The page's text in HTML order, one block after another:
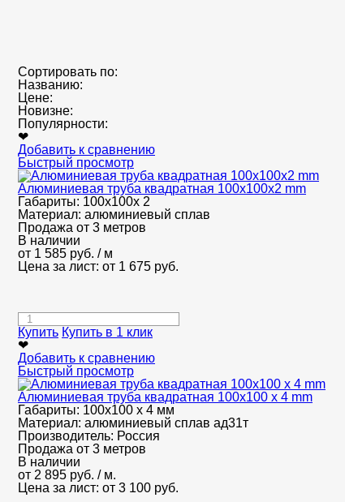
Сортировать по:
Названию:
Цене:
Новизне:
Популярности:
❤
Добавить к сравнению
Быстрый просмотр
Алюминиевая труба квадратная 100х100х2 mm
Габариты: 100х100х 2
Материал: алюминиевый сплав
Продажа от 3 метров
В наличии
от 1 585 руб. / м
Цена за лист: от 1 675 руб.
Купить Купить в 1 клик
❤
Добавить к сравнению
Быстрый просмотр
Алюминиевая труба квадратная 100х100 х 4 mm
Габариты: 100х100 х 4 мм
Материал: алюминиевый сплав ад31т
Производитель: Россия
Продажа от 3 метров
В наличии
от 2 895 руб. / м.
Цена за лист: от 3 100 руб.